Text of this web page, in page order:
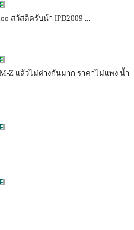
สวัสดีครับน้า IPD2009 ...
Z แล้วไม่ต่างกันมาก ราคาไม่แพง น้ำ